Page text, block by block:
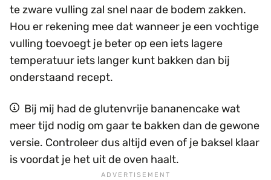
te zware vulling zal snel naar de bodem zakken.
Hou er rekening mee dat wanneer je een vochtige
vulling toevoegt je beter op een iets lagere
temperatuur iets langer kunt bakken dan bij
onderstaand recept.
Bij mij had de glutenvrije bananencake wat
meer tijd nodig om gaar te bakken dan de gewone
versie. Controleer dus altijd even of je baksel klaar
is voordat je het uit de oven haalt.